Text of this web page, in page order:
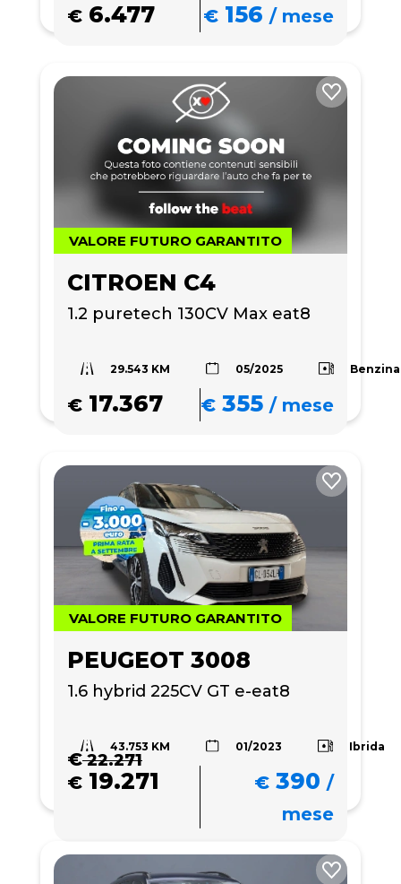
€ 6.477 € 156 /mese
VALORE FUTURO GARANTITO
CITROEN C4
1.2 puretech 130CV Max eat8
29.543 KM 05/2025 Benzina
€ 17.367 € 355 /mese
VALORE FUTURO GARANTITO
PEUGEOT 3008
1.6 hybrid 225CV GT e-eat8
43.753 KM 01/2023 Ibrida
€22.271
€ 19.271 € 390 /
mese